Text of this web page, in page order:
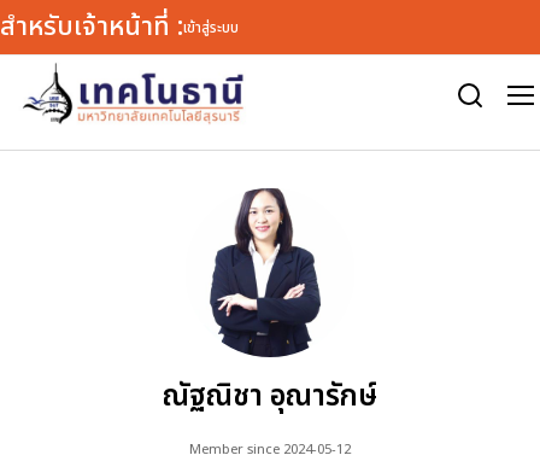
Warning: defined() expects exactly 1 parameter, 2 given in
/var/www/html/tn/wp-includes/load.php
สำหรับเจ้าหน้าที่ :เข้าสู่ระบบ
ณัฐณิชา อุณารักษ์
Member since 2024-05-12